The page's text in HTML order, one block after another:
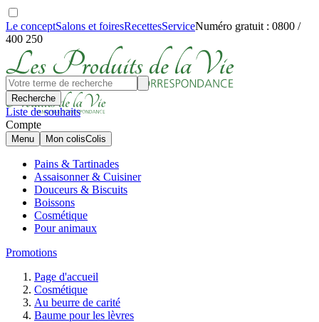
Le conceptSalons et foiresRecettesServiceNuméro gratuit : 0800 /
400 250
Recherche
Liste de souhaits
Compte
Menu Mon colisColis
Pains & Tartinades
Assaisonner & Cuisiner
Douceurs & Biscuits
Boissons
Cosmétique
Pour animaux
Promotions
Page d'accueil
Cosmétique
Au beurre de carité
Baume pour les lèvres